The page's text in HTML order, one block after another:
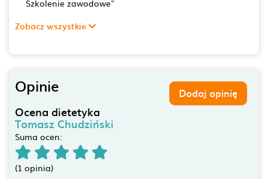
Szkolenie zawodowe"
Zobacz wszystkie
Opinie Dodaj opinię
Ocena dietetyka
Tomasz Chudziński
Suma ocen:
(1 opinia)